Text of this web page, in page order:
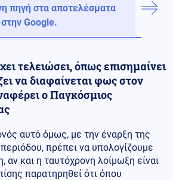
πηγή στα αποτελέσματα
Google.
τελειώσει, όπως επισημαίνει
να διαφαίνεται φως στον
ο Παγκόσμιος
αυτό όμως, με την έναρξη της
πρέπει να υπολογίζουμε
αν και η ταυτόχρονη λοίμωξη είναι
παρατηρηθεί ότι όπου